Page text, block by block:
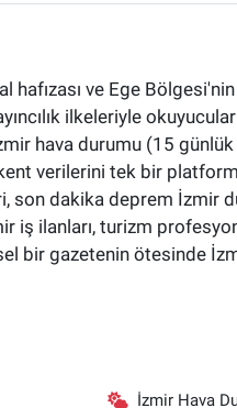
hafızası ve Ege
ilkeleriyle
hava durumu (15
verilerini tek bir
dakika deprem İzmir
iş ilanları, turizm
bir gazetenin ötesinde
İzmir Hava